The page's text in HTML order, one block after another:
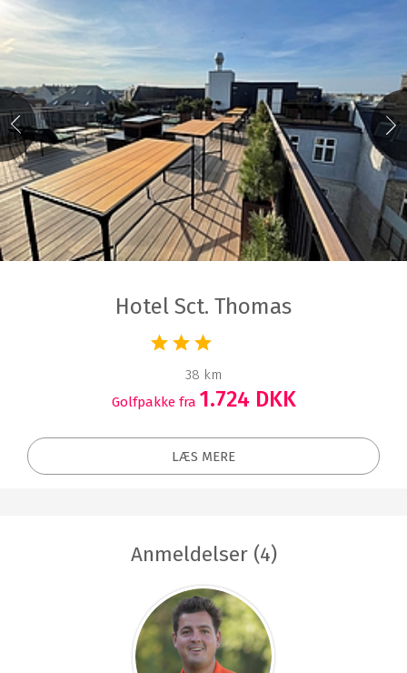
Hotel Sct. Thomas
38 km
Golfpakke fra 1.724 DKK
LÆS MERE
Anmeldelser (4)